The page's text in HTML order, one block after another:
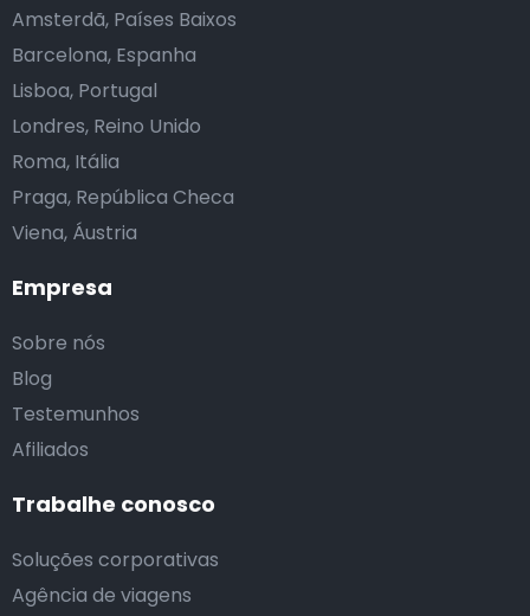
Empresa
Sobre nós
Blog
Testemunhos
Afiliados
Trabalhe conosco
Soluções corporativas
Agência de viagens
Amsterdã, Países Baixos
Barcelona, Espanha
Lisboa, Portugal
Londres, Reino Unido
Roma, Itália
Praga, República Checa
Viena, Áustria